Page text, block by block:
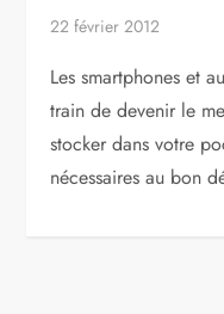
22 février 2012
Les smartphones et
train de devenir le
stocker dans votre
nécessaires au bon